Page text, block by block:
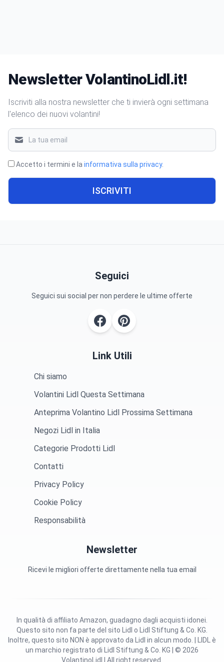
Newsletter VolantinoLidl.it!
Iscriviti alla nostra newsletter che ti invierà ogni settimana
l'elenco dei nuovi volantini!
Accetto i termini e la informativa sulla privacy.
ISCRIVITI
Seguici
Seguici sui social per non perdere le ultime offerte
Link Utili
Chi siamo
Volantini Lidl Questa Settimana
Anteprima Volantino Lidl Prossima Settimana
Negozi Lidl in Italia
Categorie Prodotti Lidl
Contatti
Privacy Policy
Cookie Policy
Responsabilità
Newsletter
Ricevi le migliori offerte direttamente nella tua email
Questo sito non fa parte del sito Lidl o Lidl Stiftung & Co. KG.
Inoltre, questo sito NON è approvato da Lidl in alcun modo. | LIDL è
un marchio registrato di Lidl Stiftung & Co. KG | © 2026
VolantinoLidl | All right reserved.
In qualità di affiliato Amazon, guadagno dagli acquisti idonei.